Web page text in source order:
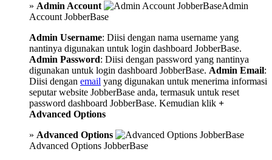
» Admin Account
Admin
Account JobberBase
Admin Username: Diisi dengan nama username yang
nantinya digunakan untuk login dashboard JobberBase.
Admin Password: Diisi dengan password yang nantinya
digunakan untuk login dashboard JobberBase. Admin Email:
Diisi dengan email yang digunakan untuk menerima informasi
seputar website JobberBase anda, termasuk untuk reset
password dashboard JobberBase. Kemudian klik +
Advanced Options
» Advanced Options
Advanced Options JobberBase